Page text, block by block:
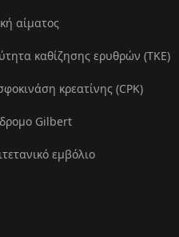
αίματος
καθίζησης ερυθρών (ΤΚΕ)
κρεατίνης (CPK)
Gilbert
εμβόλιο